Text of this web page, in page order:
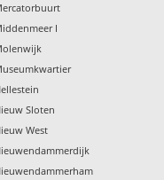
I
Sloten
West